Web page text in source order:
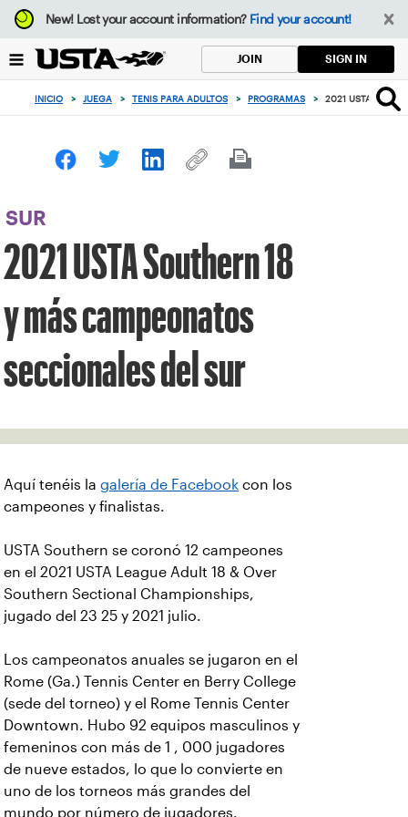
Enfoque
desde
botón
volver
principio
New!Lost your account information? Find your account!
JOIN SIGN IN
INICIO > JUEGA > TENIS PARA ADULTOS > PROGRAMAS > 2021 USTA
SUR
2021 USTA Southern 18
y más campeonatos
seccionales del sur
Aquí tenéis la galería de Facebook con los
campeones y finalistas.
USTA Southern se coronó 12 campeones
en el 2021 USTA League Adult 18 & Over
Southern Sectional Championships,
jugado del 23 25 y 2021 julio.
Los campeonatos anuales se jugaron en el
Rome (Ga.) Tennis Center en Berry College
(sede del torneo) y el Rome Tennis Center
Downtown. Hubo 92 equipos masculinos y
femeninos con más de 1 , 000 jugadores
de nueve estados, lo que lo convierte en
uno de los torneos más grandes del
mundo por número de jugadores.